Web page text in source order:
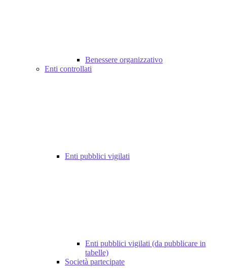
Benessere organizzativo
Enti controllati
Enti pubblici vigilati
Enti pubblici vigilati (da pubblicare in
tabelle)
Società partecipate